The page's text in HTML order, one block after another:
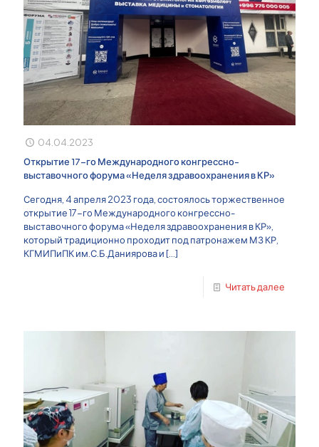
04.04.2023
Открытие 17-го Международного конгрессно-
выставочного форума «Неделя здравоохранения в КР»
Сегодня, 4 апреля 2023 года, состоялось торжественное
открытие 17-го Международного конгрессно-
выставочного форума «Неделя здравоохранения в КР»,
который традиционно проходит под патронажем МЗ КР,
КГМИПиПК им.С.Б.Даниярова и[…]
Читать далее